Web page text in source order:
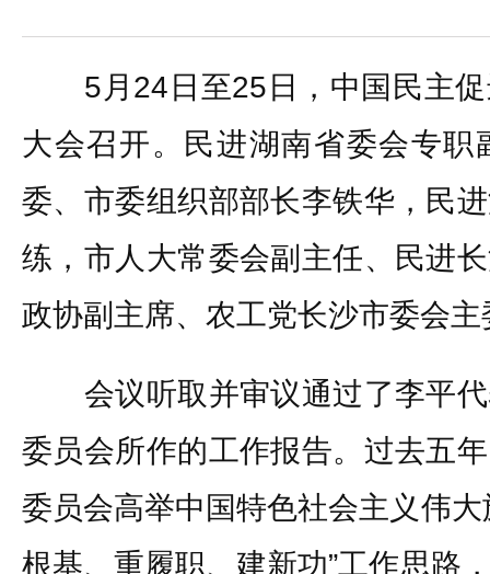
5月24日至25日，中国民主促
大会召开。民进湖南省委会专职
委、市委组织部部长李铁华，民
练，市人大常委会副主任、民进
政协副主席、农工党长沙市委会
会议听取并审议通过了李平代
委员会所作的工作报告。过去五
委员会高举中国特色社会主义伟
根基、重履职、建新功”工作思路